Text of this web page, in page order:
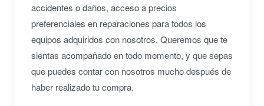
E
★★★★★
Muy rica maquina, el precio fenomenal. Se
puede potenciar mucho además si despues
quieres mejorarlo.
Esteban A.• hace 3 años
accidentes o daños, acceso a precios
preferenciales en reparaciones para todos los
equipos adquiridos con nosotros. Queremos que te
sientas acompañado en todo momento, y que sepas
que puedes contar con nosotros mucho después de
haber realizado tu compra.